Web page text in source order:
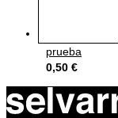
prueba
0,50 €